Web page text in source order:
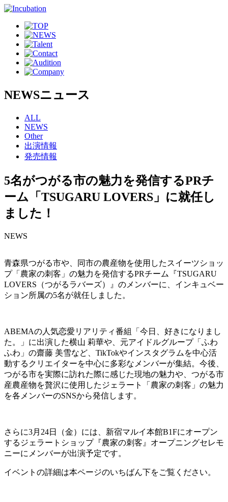
NEWSニュース
ALL
NEWS
Other
出演情報
発売情報
5名がつがる市の魅力を発信するPRチ
ーム「TSUGARU LOVERS」に就任し
ました！
NEWS
青森県つがる市や、同市の農産物を使用したスイーツショッ
プ「農家の刺客」の魅力を発信するPRチーム『TSUGARU
LOVERS（つがるラバーズ）』のメンバーに、インキュベー
ション所属の5名が就任しました。
ABEMAの人気恋愛リアリティ番組「今日、好きになりまし
た。」に出演した横山 莉華や、元アイドルグループ「ふわ
ふわ」の齋藤 美雪など、TikTokやインスタグラムを中心活
動するクリエイターを中心に多彩なメンバーが集結。今後、
つがる市を実際に訪れた際に感じた現地の魅力や、つがる市
産農産物を贅沢に使用したジェラート「農家の刺客」の魅力
を各メンバーのSNSから発信します。
さらに3月24日（金）には、新宿マルイ本館B1Fにオープン
するジェラートショップ『農家の刺客』オープニングセレモ
ニーにメンバーが出演予定です。
イベントの詳細は本ページのいちばん下をご覧ください。